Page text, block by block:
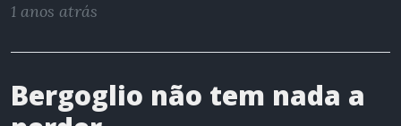
1 anos atrás
Bergoglio não tem nada a